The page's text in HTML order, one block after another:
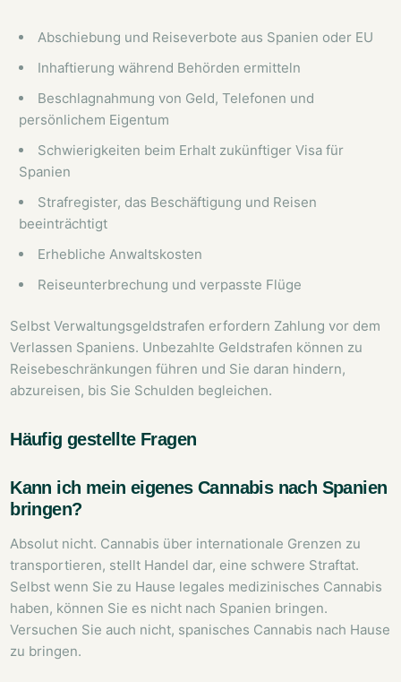
Abschiebung und Reiseverbote aus Spanien oder EU
Inhaftierung während Behörden ermitteln
Beschlagnahmung von Geld, Telefonen und
persönlichem Eigentum
Schwierigkeiten beim Erhalt zukünftiger Visa für
Spanien
Strafregister, das Beschäftigung und Reisen
beeinträchtigt
Erhebliche Anwaltskosten
Reiseunterbrechung und verpasste Flüge
Selbst Verwaltungsgeldstrafen erfordern Zahlung vor dem
Verlassen Spaniens. Unbezahlte Geldstrafen können zu
Reisebeschränkungen führen und Sie daran hindern,
abzureisen, bis Sie Schulden begleichen.
Häufig gestellte Fragen
Kann ich mein eigenes Cannabis nach Spanien
bringen?
Absolut nicht. Cannabis über internationale Grenzen zu
transportieren, stellt Handel dar, eine schwere Straftat.
Selbst wenn Sie zu Hause legales medizinisches Cannabis
haben, können Sie es nicht nach Spanien bringen.
Versuchen Sie auch nicht, spanisches Cannabis nach Hause
zu bringen.